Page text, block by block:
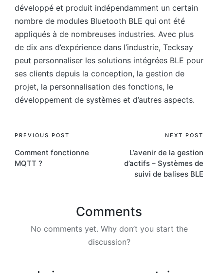
développé et produit indépendamment un certain
nombre de modules Bluetooth BLE qui ont été
appliqués à de nombreuses industries. Avec plus
de dix ans d’expérience dans l’industrie, Tecksay
peut personnaliser les solutions intégrées BLE pour
ses clients depuis la conception, la gestion de
projet, la personnalisation des fonctions, le
développement de systèmes et d’autres aspects.
Post
navigation
PREVIOUS POST
Comment fonctionne
MQTT ?
NEXT POST
L’avenir de la gestion
d’actifs – Systèmes de
suivi de balises BLE
Comments
No comments yet. Why don’t you start the
discussion?